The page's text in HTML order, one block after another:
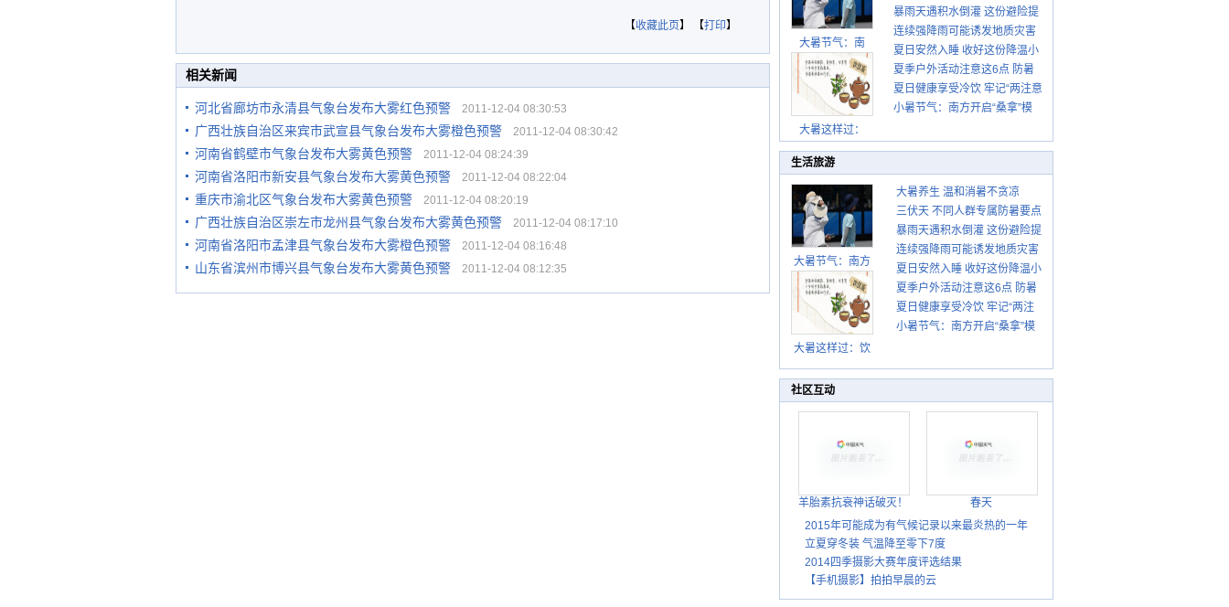
【收藏此页】 【打印】
相关新闻
河北省廊坊市永清县气象台发布大雾红色预警 2011-12-04 08:30:53
广西壮族自治区来宾市武宣县气象台发布大雾橙色预警 2011-12-04 08:30:42
河南省鹤壁市气象台发布大雾黄色预警 2011-12-04 08:24:39
河南省洛阳市新安县气象台发布大雾黄色预警 2011-12-04 08:22:04
重庆市渝北区气象台发布大雾黄色预警 2011-12-04 08:20:19
广西壮族自治区崇左市龙州县气象台发布大雾黄色预警 2011-12-04 08:17:10
河南省洛阳市孟津县气象台发布大雾橙色预警 2011-12-04 08:16:48
山东省滨州市博兴县气象台发布大雾黄色预警 2011-12-04 08:12:35
大暑节气：南
大暑这样过：
请收好
暴雨天遇积水倒灌 这份避险提
示请收好
连续强降雨可能诱发地质灾害
这些前兆要知道
夏日安然入睡 收好这份降温小
贴士
夏季户外活动注意这6点 防暑
健身两不误
夏日健康享受冷饮 牢记“两注意
一控制”
小暑节气：南方开启“桑拿”模
生活旅游
大暑节气：南方
暑热盛行防伏旱
北方雨季陆续开
启
大暑这样过：饮
湿热保健康
大暑养生 温和消暑不贪凉
三伏天 不同人群专属防暑要点
请收好
暴雨天遇积水倒灌 这份避险提
示请收好
连续强降雨可能诱发地质灾害
这些前兆要知道
夏日安然入睡 收好这份降温小
贴士
夏季户外活动注意这6点 防暑
健身两不误
夏日健康享受冷饮 牢记“两注
意一控制”
小暑节气：南方开启“桑拿”模
社区互动
羊胎素抗衰神话破灭！
春天
2015年可能成为有气候记录以来最炎热的一年
立夏穿冬装 气温降至零下7度
2014四季摄影大赛年度评选结果
【手机摄影】拍拍早晨的云